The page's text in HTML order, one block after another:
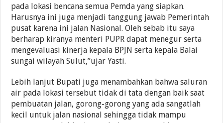
pada lokasi bencana semua Pemda yang siapkan.
Harusnya ini juga menjadi tanggung jawab Pemerintah
pusat karena ini jalan Nasional. Oleh sebab itu saya
berharap kiranya menteri PUPR dapat menegur serta
mengevaluasi kinerja kepala BPJN serta kepala Balai
sungai wilayah Sulut,”ujar Yasti.
Lebih lanjut Bupati juga menambahkan bahwa saluran
air pada lokasi tersebut tidak di tata dengan baik saat
pembuatan jalan, gorong-gorong yang ada sangatlah
kecil untuk jalan nasional sehingga tidak mampu